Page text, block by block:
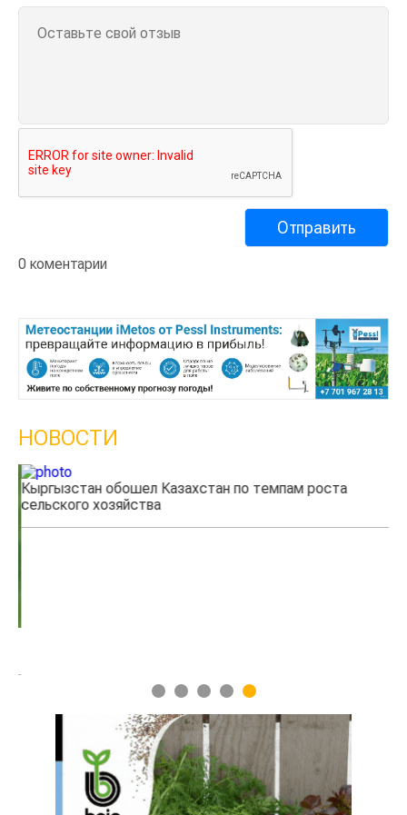
0 коментарии
НОВОСТИ
Кыргызстан обошел Казахстан по темпам роста
сельского хозяйства
1 2 3 4 5